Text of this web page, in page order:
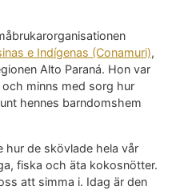
e Indígenas (Conamuri),
Alto Paraná. Hon var
minns med sorg hur
hennes barndomshem
hur de skövlade hela vår
fiska och äta kokosnötter.
att simma i. Idag är den